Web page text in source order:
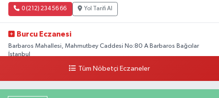
0 (212) 234 56 66 Yol Tarifi Al
Burcu Eczanesi
Barbaros Mahallesi, Mahmutbey Caddesi No:80 A Barbaros Bağcılar
İstanbul
Yol Tarifi Al
Tuna Tillo Eczanesi
Tüm Nöbetçi Eczaneler